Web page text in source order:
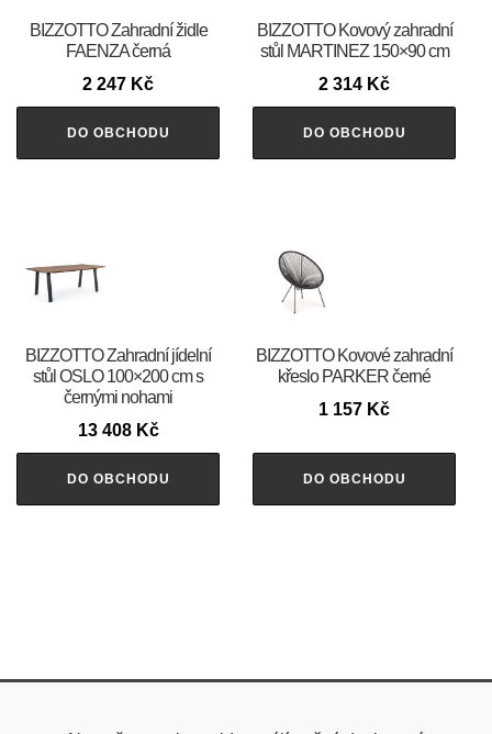
BIZZOTTO Zahradní židle
FAENZA černá
2 247 Kč
DO OBCHODU
BIZZOTTO Kovový zahradní
stůl MARTINEZ 150×90 cm
2 314 Kč
DO OBCHODU
BIZZOTTO Zahradní jídelní
stůl OSLO 100×200 cm s
černými nohami
13 408 Kč
DO OBCHODU
BIZZOTTO Kovové zahradní
křeslo PARKER černé
1 157 Kč
DO OBCHODU